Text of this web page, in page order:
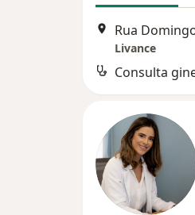
Livance
Consulta